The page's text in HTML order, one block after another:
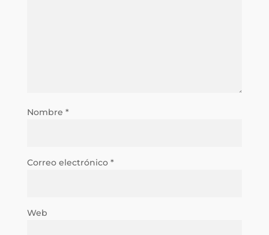
Nombre *
Correo electrónico *
Web